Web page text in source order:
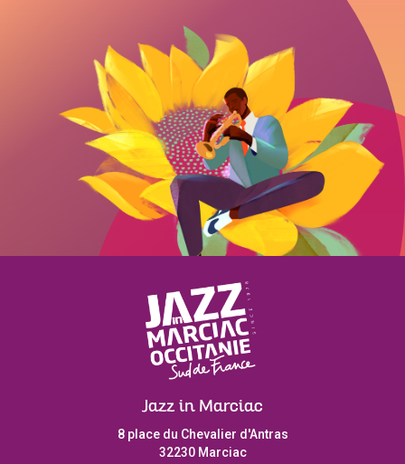
Jazz in Marciac
8 place du Chevalier d'Antras
32230 Marciac